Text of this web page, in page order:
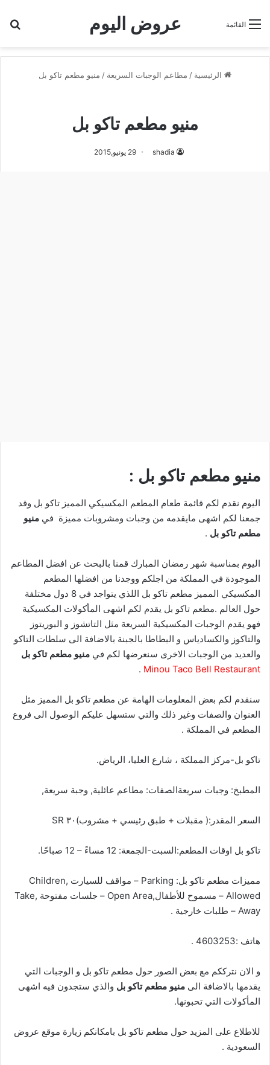
عروض اليوم القائمة
الرئيسية / مطاعم الوجبات السريعة / منيو مطعم تاكو بل
منيو مطعم تاكو بل
shadia 29 يونيو,2015
منيو مطعم تاكو بل :
اليوم نقدم لكم قائمة طعام المطعم المكسيكي المميز تاكو بل وقد
جمعنا لكم اشهى مايقدمه من وجبات ومشروبات مميزة في منيو
مطعم تاكو بل .
اليوم بمناسبة شهر رمضان المبارك قمنا بالبحث عن افضل المطاعم
الموجودة في المملكة من اجلكم ووجدنا من افضلها المطعم
المكسيكي المميز مطعم تاكو بل اللذي يتواجد في 8 دول مختلفة
حول العالم .مطعم تاكو بل يقدم لكم اشهى المأكولات المكسيكية
فهو يقدم الوجبات المكسيكية السريعة مثل التاتشوز و البوريتوز
والتاكوز والكسادياس و البطاطا بالجبنة بالاضافة الى سلطات التاكو
والعديد من الوجبات الاخرى سنعرضها لكم في منيو مطعم تاكو بل
Minou Taco Bell Restaurant
.
سنقدم لكم بعض المعلومات الهامة عن مطعم تاكو بل المميز مثل
العنوان والصفات وغير ذلك والتي ستسهل عليكم الوصول الى فروع
المطعم في المملكة .
تاكو بل-مركز المملكة ، شارع العليا، الرياض.
المطبخ: وجبات سريعةالصفات: مطاعم عائلية‎, وجبة سريعة,
السعر المقدر:( مقبلات + طبق رئيسي + مشروب)٣٠ SR
تاكو بل اوقات المطعم:السبت-الجمعة:
مميزات مطعم تاكو بل: Parking
– مواقف للسيارت ,
Children
Allowed
– مسموح للأطفال,Open Area
– جلسات مفتوحة ,Take
Away
– طلبات خارجية .
هاتف :4603253 .
و الان نترككم مع بعض الصور حول مطعم تاكو بل و الوجبات التي
يقدمها بالاضافة الى منيو مطعم تاكو بل والذي ستجدون فيه اشهى
المأكولات التي تحبونها.
للاطلاع على المزيد حول مطعم تاكو بل بامكانكم زيارة موقع عروض
السعودية .